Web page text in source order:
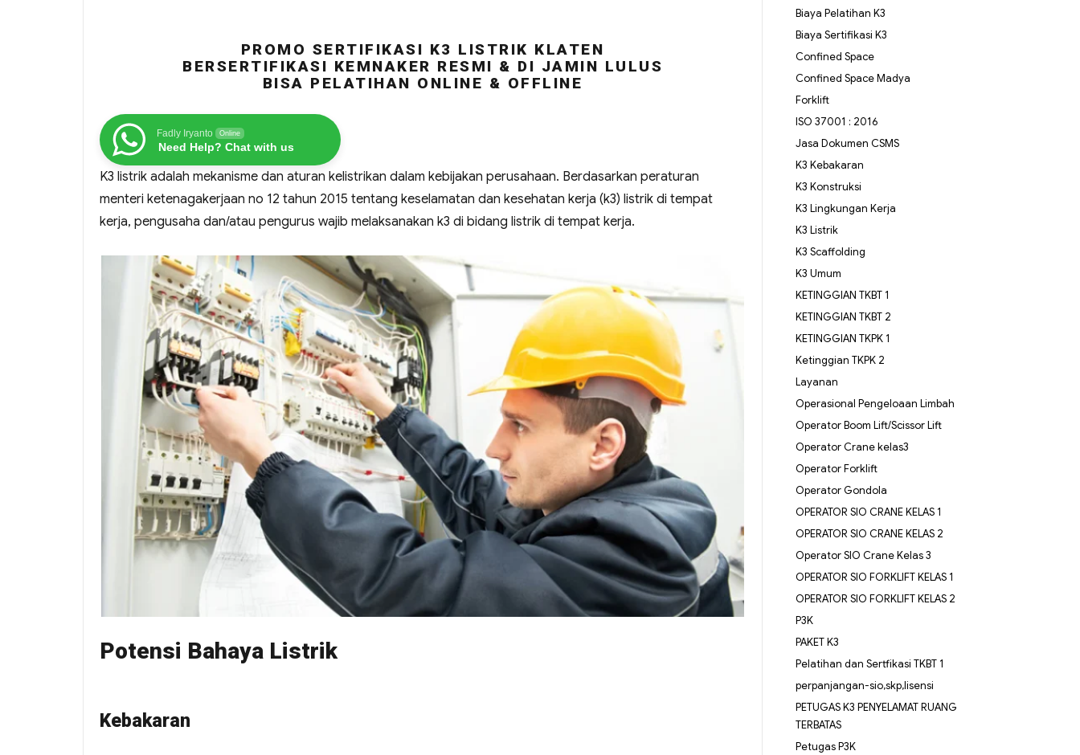
PROMO SERTIFIKASI K3 LISTRIK KLATEN
BERSERTIFIKASI KEMNAKER RESMI & DI JAMIN LULUS
BISA PELATIHAN ONLINE & OFFLINE
Fadly Iryanto Online
Need Help? Chat with us
K3 listrik adalah mekanisme dan aturan kelistrikan dalam kebijakan perusahaan. Berdasarkan peraturan
menteri ketenagakerjaan no 12 tahun 2015 tentang keselamatan dan kesehatan kerja (k3) listrik di tempat
kerja, pengusaha dan/atau pengurus wajib melaksanakan k3 di bidang listrik di tempat kerja.
Potensi Bahaya Listrik
Kebakaran
Biaya Pelatihan K3
Biaya Sertifikasi K3
Confined Space
Confined Space Madya
Forklift
ISO 37001 : 2016
Jasa Dokumen CSMS
K3 Kebakaran
K3 Konstruksi
K3 Lingkungan Kerja
K3 Listrik
K3 Scaffolding
K3 Umum
KETINGGIAN TKBT 1
KETINGGIAN TKBT 2
KETINGGIAN TKPK 1
Ketinggian TKPK 2
Layanan
Operasional Pengeloaan Limbah
Operator Boom Lift/Scissor Lift
Operator Crane kelas3
Operator Forklift
Operator Gondola
OPERATOR SIO CRANE KELAS 1
OPERATOR SIO CRANE KELAS 2
Operator SIO Crane Kelas 3
OPERATOR SIO FORKLIFT KELAS 1
OPERATOR SIO FORKLIFT KELAS 2
P3K
PAKET K3
Pelatihan dan Sertfikasi TKBT 1
perpanjangan-sio,skp,lisensi
PETUGAS K3 PENYELAMAT RUANG
TERBATAS
Petugas P3K